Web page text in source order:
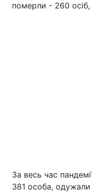
померли - 260
За весь час
381 особа,